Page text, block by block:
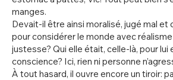
manges.
Devait-il être ainsi moralisé, jugé mal et
pour considérer le monde avec
justesse? Qui elle était, celle-là, pour lui
conscience? Ici, rien ni personne
À tout hasard, il ouvre encore un tiroir: